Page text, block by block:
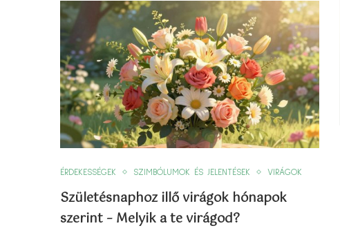
ÉRDEKESSÉGEK SZIMBÓLUMOK ÉS JELENTÉSEK VIRÁGOK
Születésnaphoz illő virágok hónapok
szerint – Melyik a te virágod?